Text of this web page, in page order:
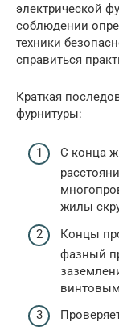
электрической
соблюдении
техники
справиться
Краткая
фурнитуры:
С конца
жилы
Концы
фазный